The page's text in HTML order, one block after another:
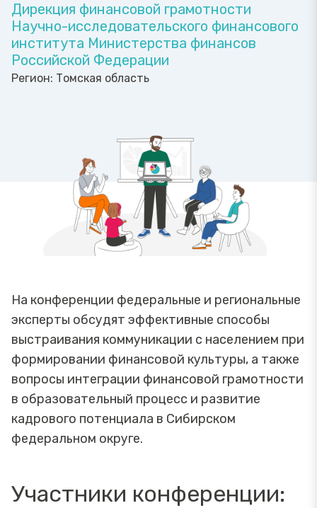
Дирекция финансовой грамотности
Научно-исследовательского финансового
института Министерства финансов
Российской Федерации
Регион: Томская область
На конференции федеральные и региональные
эксперты обсудят эффективные способы
выстраивания коммуникации с населением при
формировании финансовой культуры, а также
вопросы интеграции финансовой грамотности
в образовательный процесс и развитие
кадрового потенциала в Сибирском
федеральном округе.
Участники конференции: